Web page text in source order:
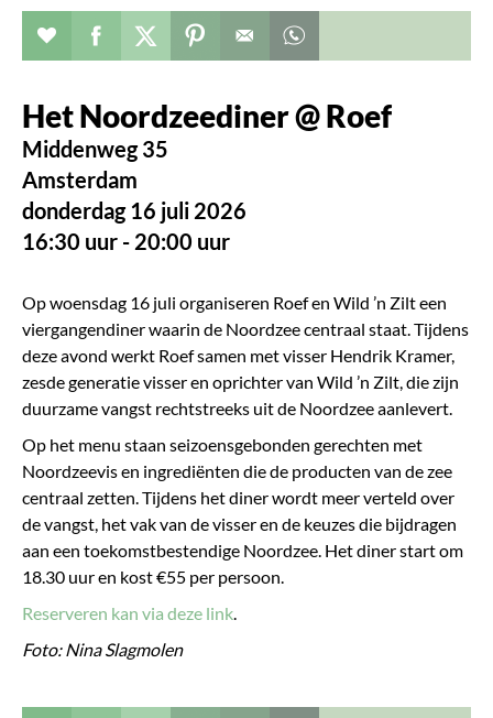
Evenement toevoegen aan favorieten
Deel dit op facebook
Deel dit op twitter
Deel dit op pinterest
Het Noordzeediner @ Roef
Middenweg 35
Amsterdam
donderdag 16 juli 2026
16:30 uur - 20:00 uur
Op woensdag 16 juli organiseren Roef en Wild ’n Zilt een
viergangendiner waarin de Noordzee centraal staat. Tijdens
deze avond werkt Roef samen met visser Hendrik Kramer,
zesde generatie visser en oprichter van Wild ’n Zilt, die zijn
duurzame vangst rechtstreeks uit de Noordzee aanlevert.
Op het menu staan seizoensgebonden gerechten met
Noordzeevis en ingrediënten die de producten van de zee
centraal zetten. Tijdens het diner wordt meer verteld over
de vangst, het vak van de visser en de keuzes die bijdragen
aan een toekomstbestendige Noordzee. Het diner start om
18.30 uur en kost €55 per persoon.
Reserveren kan via deze link.
Foto: Nina Slagmolen